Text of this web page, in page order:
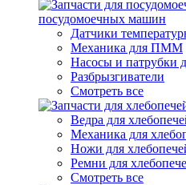
посудомоечных машин
Датчики
Механика для ПММ
Насосы и
Разбрызгиватели
Смотреть все
Ведра для
Механика для
Ножи для
Ремни для
Смотреть все